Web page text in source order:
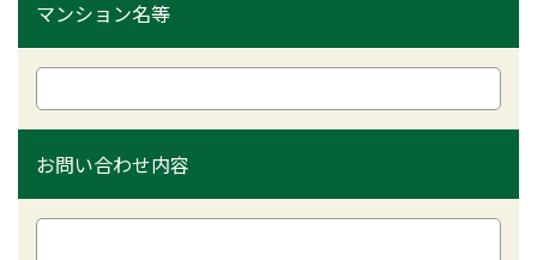
マンション名等
お問い合わせ内容